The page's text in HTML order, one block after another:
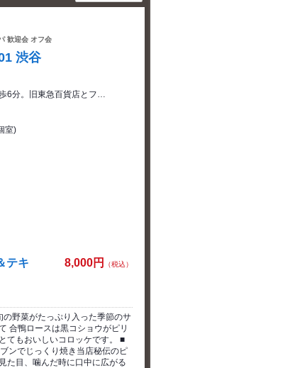
歓迎会 オフ会
渋谷
6分。旧東急百貨店とフ…
室)
8,000円 （税込）
テキ
野菜がたっぷり入った季節のサ
合鴨ロースは黒コショウがピリ
てもおいしいコロッケです。 ■
ンでじっくり焼き当店秘伝のピ
た目、噛んだ時に口中に広がる